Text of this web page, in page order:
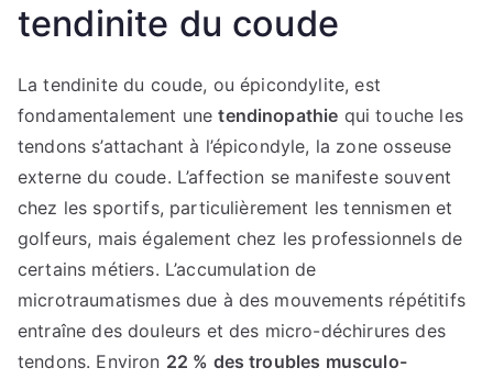
tendinite du coude
La tendinite du coude, ou épicondylite, est
fondamentalement unetendinopathie qui touche les
tendons s’attachant à l’épicondyle, la zone osseuse
externe du coude. L’affection se manifeste souvent
chez les sportifs, particulièrement les tennismen et
golfeurs, mais également chez les professionnels de
certains métiers. L’accumulation de
microtraumatismes due à des mouvements répétitifs
entraîne des douleurs et des micro-déchirures des
tendons. Environ 22 % des troubles musculo-